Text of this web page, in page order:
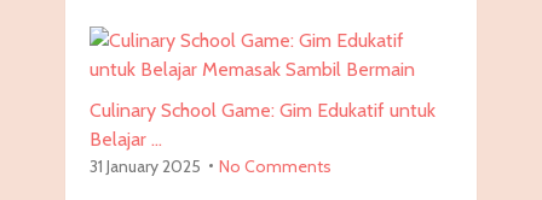
Culinary School Game: Gim Edukatif untuk
Belajar …
31 January 2025 No Comments